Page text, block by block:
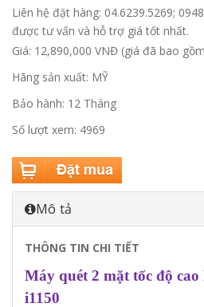
Liên hệ đặt hàng: 04.6239.5269;
được tư vấn và hỗ trợ giá tốt nhất.
Giá: 12,890,000 VNĐ (giá đã bao
Hãng sản xuất: MỸ
Bảo hành: 12 Tháng
Số lượt xem: 4969
Mô tả
THÔNG TIN CHI TIẾT
Máy quét 2 mặt tốc độ
i1150